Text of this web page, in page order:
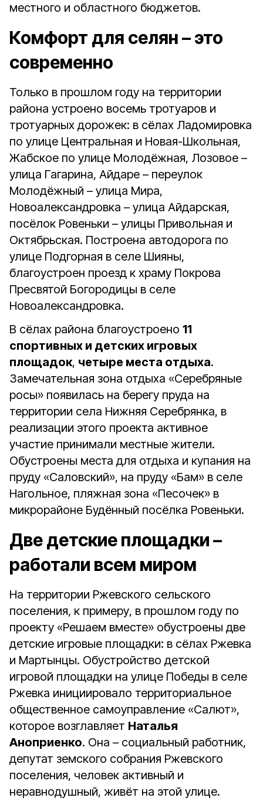
местного и областного бюджетов.
Комфорт для селян – это
современно
Только в прошлом году на территории
района устроено восемь тротуаров и
тротуарных дорожек: в сёлах Ладомировка
по улице Центральная и Новая-Школьная,
Жабское по улице Молодёжная, Лозовое –
улица Гагарина, Айдаре – переулок
Молодёжный – улица Мира,
Новоалександровка – улица Айдарская,
посёлок Ровеньки – улицы Привольная и
Октябрьская. Построена автодорога по
улице Подгорная в селе Шияны,
благоустроен проезд к храму Покрова
Пресвятой Богородицы в селе
Новоалександровка.
В сёлах района благоустроено 11
спортивных и детских игровых
площадок, четыре места отдыха.
Замечательная зона отдыха «Серебряные
росы» появилась на берегу пруда на
территории села Нижняя Серебрянка, в
реализации этого проекта активное
участие принимали местные жители.
Обустроены места для отдыха и купания на
пруду «Саловский», на пруду «Бам» в селе
Нагольное, пляжная зона «Песочек» в
микрорайоне Будённый посёлка Ровеньки.
Две детские площадки –
работали всем миром
На территории Ржевского сельского
поселения, к примеру, в прошлом году по
проекту «Решаем вместе» обустроены две
детские игровые площадки: в сёлах Ржевка
и Мартынцы. Обустройство детской
игровой площадки на улице Победы в селе
Ржевка инициировало территориальное
общественное самоуправление «Салют»,
которое возглавляет Наталья
Аноприенко. Она – социальный работник,
депутат земского собрания Ржевского
поселения, человек активный и
неравнодушный, живёт на этой улице.